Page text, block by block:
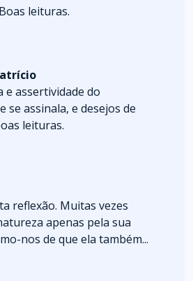
leituras.
assertividade do
se assinala, e desejos de
leituras.
reflexão. Muitas vezes
apenas pela sua
nos de que ela também...